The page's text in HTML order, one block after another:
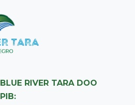
BLUE RIVER TARA DOO
PIB: